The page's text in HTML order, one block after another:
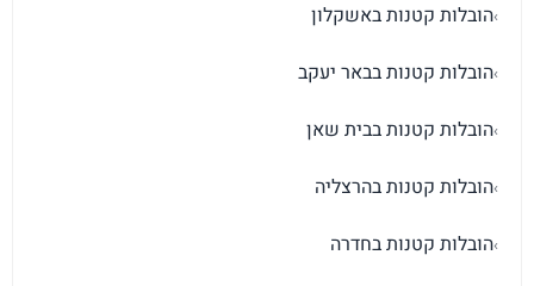
›הובלות קטנות באשקלון
›הובלות קטנות בבאר יעקב
›הובלות קטנות בבית שאן
›הובלות קטנות בהרצליה
›הובלות קטנות בחדרה